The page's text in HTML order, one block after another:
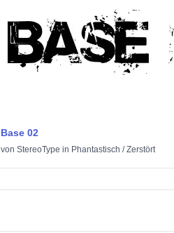
Base 02
von StereoType in Phantastisch /Zerstört